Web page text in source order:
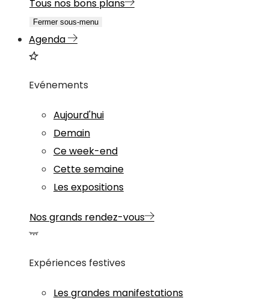
Tous nos bons plans
Fermer sous-menu
Agenda
Evénements
Aujourd'hui
Demain
Ce week-end
Cette semaine
Les expositions
Nos grands rendez-vous
Expériences festives
Les grandes manifestations